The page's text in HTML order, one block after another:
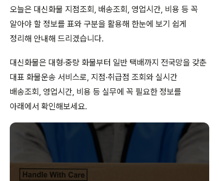
오늘은 대신화물 지점조회, 배송조회, 영업시간, 비용 등 꼭
알아야 할 정보를 표와 구분을 활용해 한눈에 보기 쉽게
정리해 안내해 드리겠습니다.
대신화물은 대형·중량 화물부터 일반 택배까지 전국망을 갖춘
대표 화물운송 서비스로, 지점·취급점 조회와 실시간
배송조회, 영업시간, 비용 등 실무에 꼭 필요한 정보를
아래에서 확인해보세요.